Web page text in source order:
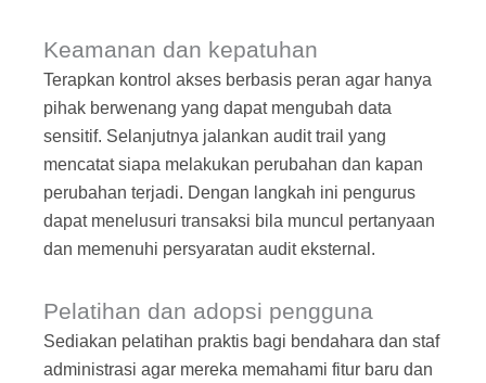
Keamanan dan kepatuhan
Terapkan kontrol akses berbasis peran agar hanya
pihak berwenang yang dapat mengubah data
sensitif. Selanjutnya jalankan audit trail yang
mencatat siapa melakukan perubahan dan kapan
perubahan terjadi. Dengan langkah ini pengurus
dapat menelusuri transaksi bila muncul pertanyaan
dan memenuhi persyaratan audit eksternal.
Pelatihan dan adopsi pengguna
Sediakan pelatihan praktis bagi bendahara dan staf
administrasi agar mereka memahami fitur baru dan